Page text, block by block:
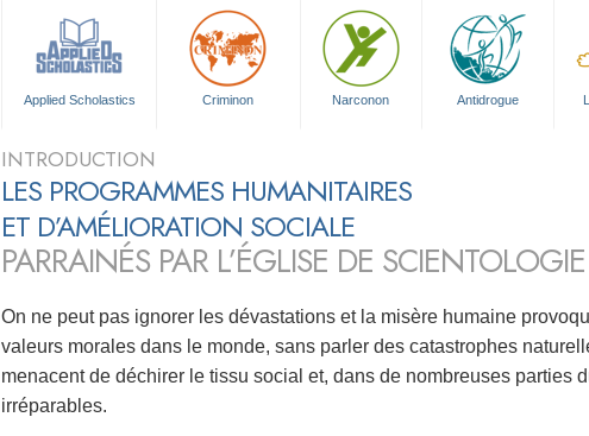
Applied Scholastics Criminon Narconon Antidrogue
INTRODUCTION
LES PROGRAMMES HUMANITAIRES
ET D’AMÉLIORATION SOCIALE
PARRAINÉS PAR L’ÉGLISE DE SCIENTOLOGIE
On ne peut pas ignorer les dévastations et la misère humaine
valeurs morales dans le monde, sans parler des catastrophes
menacent de déchirer le tissu social et, dans de nombreuses parties
irréparables.